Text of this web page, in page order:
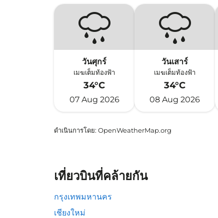
วันศุกร์
เมฆเต็มท้องฟ้า
34°C
07 Aug 2026
วันเสาร์
เมฆเต็มท้องฟ้า
34°C
08 Aug 2026
ดำเนินการโดย: OpenWeatherMap.org
เที่ยวบินที่คล้ายกัน
กรุงเทพมหานคร
เชียงใหม่